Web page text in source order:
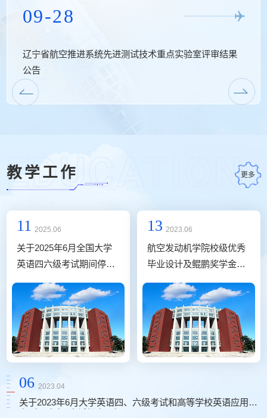
09-28
辽宁省航空推进系统先进测试技术重点实验室评审结果
公告
教学工作
EDUCATION更多
11 2025.06
关于2025年6月全国大学
英语四六级考试期间停课
安排的通知
13 2023.06
航空发动机学院校级优秀
毕业设计及鲲鹏奖学金评
选结果
06 2023.04
关于2023年6月大学英语四、六级考试和高等学校英语应用能